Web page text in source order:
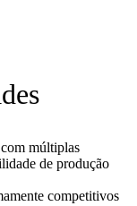
múltiplas
de produção
competitivos